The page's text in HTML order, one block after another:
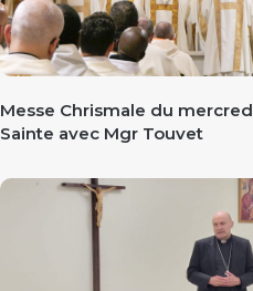
Messe Chrismale du
Sainte avec Mgr Touvet